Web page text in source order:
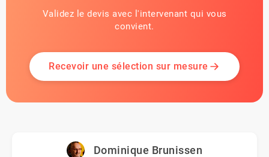
Validez le devis avec l'intervenant qui vous
convient.
Recevoir une sélection sur mesure
Dominique Brunissen